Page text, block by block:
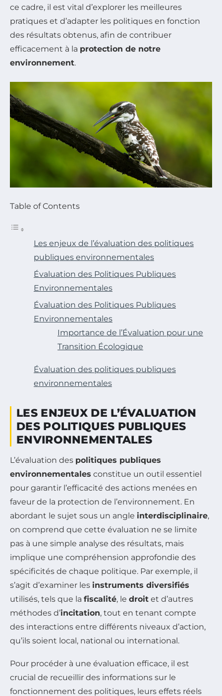
ce cadre, il est vital d’explorer les meilleures
pratiques et d’adapter les politiques en fonction
des résultats obtenus, afin de contribuer
efficacement à la protection de notre
environnement.
Table of Contents
Les enjeux de l’évaluation des politiques
publiques environnementales
Évaluation des Politiques Publiques
Environnementales
Évaluation des Politiques Publiques
Environnementales
Importance de l’Évaluation pour une
Transition Écologique
Évaluation des politiques publiques
environnementales
LES ENJEUX DE L’ÉVALUATION
DES POLITIQUES PUBLIQUES
ENVIRONNEMENTALES
L’évaluation des politiques publiques
environnementales constitue un outil essentiel
pour garantir l’efficacité des actions menées en
faveur de la protection de l’environnement. En
abordant le sujet sous un angle interdisciplinaire,
on comprend que cette évaluation ne se limite
pas à une simple analyse des résultats, mais
implique une compréhension approfondie des
spécificités de chaque politique. Par exemple, il
s’agit d’examiner les instruments diversifiés
utilisés, tels que la fiscalité, le droit et d’autres
méthodes d’incitation, tout en tenant compte
des interactions entre différents niveaux d’action,
qu’ils soient local, national ou international.
Pour procéder à une évaluation efficace, il est
crucial de recueillir des informations sur le
fonctionnement des politiques, leurs effets réels